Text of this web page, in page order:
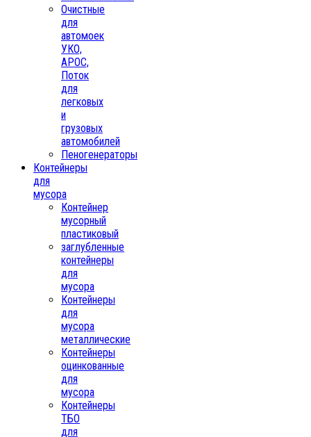
Очистные
для
автомоек
УКО,
АРОС,
Поток
для
легковых
и
грузовых
автомобилей
Пеногенераторы
Контейнеры
для
мусора
Контейнер
мусорный
пластиковый
заглубленные
контейнеры
для
мусора
Контейнеры
для
мусора
металлические
Контейнеры
оцинкованные
для
мусора
Контейнеры
ТБО
для